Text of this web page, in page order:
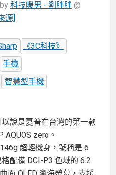
by 科技暖男 - 劉胖胖 @
源]
《3C科技》
手機
智慧型手機
說是夏普在台灣的第一款
AQUOS zero。
超輕機身，號稱是 6
配備 DCI-P3 色域的 6.2